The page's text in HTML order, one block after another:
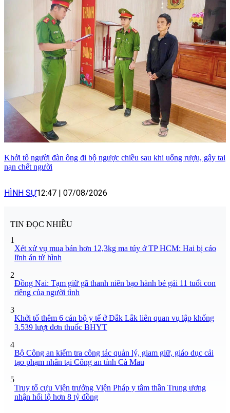
Khởi tố người đàn ông đi bộ ngược chiều sau khi uống rượu, gây tai
nạn chết người
HÌNH SỰ12:47 07/08/2026
TIN ĐỌC NHIỀU
1
Xét xử vụ mua bán hơn 12,3kg ma túy ở TP HCM: Hai bị cáo
lĩnh án tử hình
2
Đồng Nai: Tạm giữ gã thanh niên bạo hành bé gái 11 tuổi con
riêng của người tình
3
Khởi tố thêm 6 cán bộ y tế ở Đắk Lắk liên quan vụ lập khống
3.539 lượt đơn thuốc BHYT
4
Bộ Công an kiểm tra công tác quản lý, giam giữ, giáo dục cải
tạo phạm nhân tại Công an tỉnh Cà Mau
5
Truy tố cựu Viện trưởng Viện Pháp y tâm thần Trung ương
nhận hối lộ hơn 8 tỷ đồng